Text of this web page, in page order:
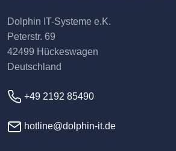
Dolphin IT-Systeme e.K.
Peterstr. 69
42499 Hückeswagen
Deutschland
+49 2192 85490
hotline@dolphin-it.de